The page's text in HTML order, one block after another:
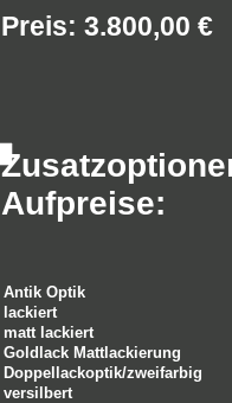
Preis: 3.800,00 €
Aufpreise:
Antik Optik
lackiert
matt lackiert
Goldlack Mattlackierung
Doppellackoptik/zweifarbig
versilbert